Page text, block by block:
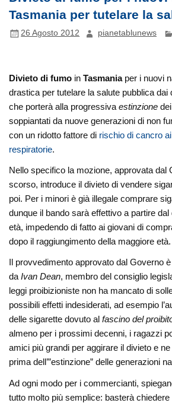
Tasmania per tutelare la
26 Agosto 2012 pianetablunews
Divieto di fumo inTasmaniaper i nuovi
drastica per tutelare la salute pubblica dai
che porterà alla progressivaestinzione
soppiantati da nuove generazioni di non
con un ridotto fattore di rischio di cancro
respiratorie.
Nello specifico la mozione, approvata dal
scorso, introduce il divieto di vendere
poi. Per i minori è già illegale comprare
dunque il bando sarà effettivo a partire
età, impedendo di fatto ai giovani di
dopo il raggiungimento della maggiore età.
Il provvedimento approvato dal Governo
daIvan Dean, membro del consiglio
leggi proibizioniste non ha mancato di
possibili effetti indesiderati, ad esempio
delle sigarette dovuto alfascino del
almeno per i prossimi decenni, i ragazzi
amici più grandi per aggirare il divieto e
prima dell’”estinzione” delle generazioni
Ad ogni modo per i commercianti,
tutto molto più semplice: basterà chiedere